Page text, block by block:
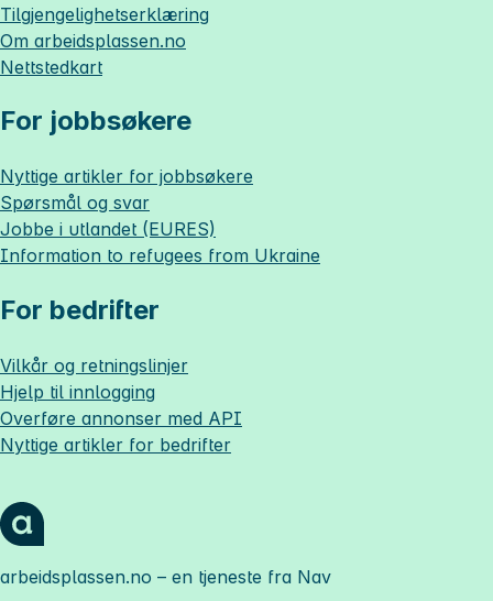
Tilgjengelighetserklæring
Om arbeidsplassen.no
Nettstedkart
For jobbsøkere
Nyttige artikler for jobbsøkere
Spørsmål og svar
Jobbe i utlandet (EURES)
Information to refugees from Ukraine
For bedrifter
Vilkår og retningslinjer
Hjelp til innlogging
Overføre annonser med API
Nyttige artikler for bedrifter
arbeidsplassen.no – en tjeneste fra Nav